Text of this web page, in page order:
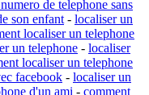
de telephone sans
son enfant - localiser un
localiser un telephone
un telephone - localiser
localiser un telephone
facebook - localiser un
d'un ami - comment